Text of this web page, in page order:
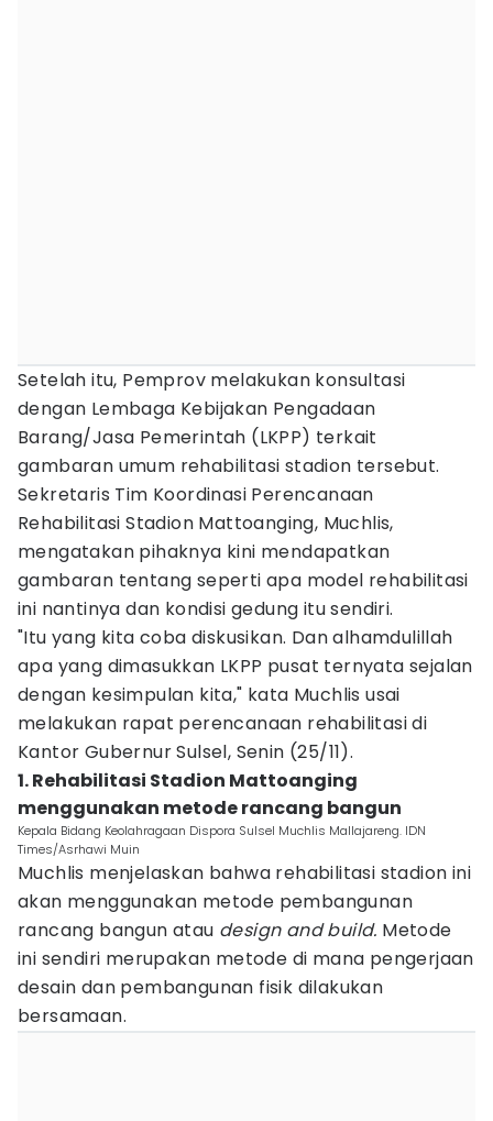
Setelah itu, Pemprov melakukan konsultasi
dengan Lembaga Kebijakan Pengadaan
Barang/Jasa Pemerintah (LKPP) terkait
gambaran umum rehabilitasi stadion tersebut.
Sekretaris Tim Koordinasi Perencanaan
Rehabilitasi Stadion Mattoanging, Muchlis,
mengatakan pihaknya kini mendapatkan
gambaran tentang seperti apa model rehabilitasi
ini nantinya dan kondisi gedung itu sendiri.
"Itu yang kita coba diskusikan. Dan alhamdulillah
apa yang dimasukkan LKPP pusat ternyata sejalan
dengan kesimpulan kita," kata Muchlis usai
melakukan rapat perencanaan rehabilitasi di
Kantor Gubernur Sulsel, Senin (25/11).
1. Rehabilitasi Stadion Mattoanging
menggunakan metode rancang bangun
Kepala Bidang Keolahragaan Dispora Sulsel Muchlis Mallajareng. IDN
Times/Asrhawi Muin
Muchlis menjelaskan bahwa rehabilitasi stadion ini
akan menggunakan metode pembangunan
rancang bangun atau design and build. Metode
ini sendiri merupakan metode di mana pengerjaan
desain dan pembangunan fisik dilakukan
bersamaan.